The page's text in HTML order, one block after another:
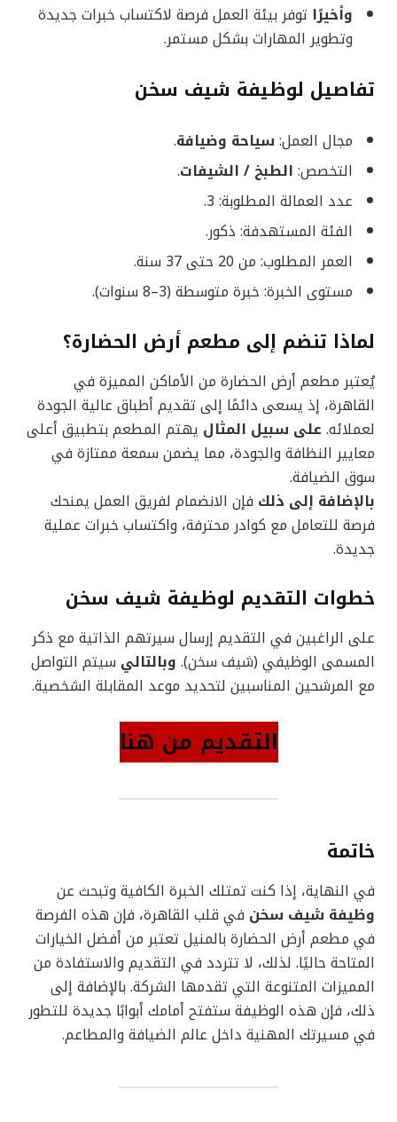
وأخيرًا توفر بيئة العمل فرصة لاكتساب خبرات جديدة
وتطوير المهارات بشكل مستمر.
تفاصيل لوظيفة شيف سخن
مجال العمل: سياحة وضيافة.
التخصص: الطبخ / الشيفات.
عدد العمالة المطلوبة: 3.
الفئة المستهدفة: ذكور.
العمر المطلوب: من 20 حتى 37 سنة.
مستوى الخبرة: خبرة متوسطة (3–8 سنوات).
لماذا تنضم إلى مطعم أرض الحضارة؟
يُعتبر مطعم أرض الحضارة من الأماكن المميزة في
القاهرة، إذ يسعى دائمًا إلى تقديم أطباق عالية الجودة
لعملائه. على سبيل المثال يهتم المطعم بتطبيق أعلى
معايير النظافة والجودة، مما يضمن سمعة ممتازة في
سوق الضيافة.
بالإضافة إلى ذلك فإن الانضمام لفريق العمل يمنحك
فرصة للتعامل مع كوادر محترفة، واكتساب خبرات عملية
جديدة.
خطوات التقديم لوظيفة شيف سخن
على الراغبين في التقديم إرسال سيرتهم الذاتية مع ذكر
المسمى الوظيفي (شيف سخن). وبالتالي سيتم التواصل
مع المرشحين المناسبين لتحديد موعد المقابلة الشخصية.
التقديم من هنا
خاتمة
في النهاية، إذا كنت تمتلك الخبرة الكافية وتبحث عن
وظيفة شيف سخن في قلب القاهرة، فإن هذه الفرصة
في مطعم أرض الحضارة بالمنيل تعتبر من أفضل الخيارات
المتاحة حاليًا. لذلك، لا تتردد في التقديم والاستفادة من
المميزات المتنوعة التي تقدمها الشركة. بالإضافة إلى
ذلك، فإن هذه الوظيفة ستفتح أمامك أبوابًا جديدة للتطور
في مسيرتك المهنية داخل عالم الضيافة والمطاعم.